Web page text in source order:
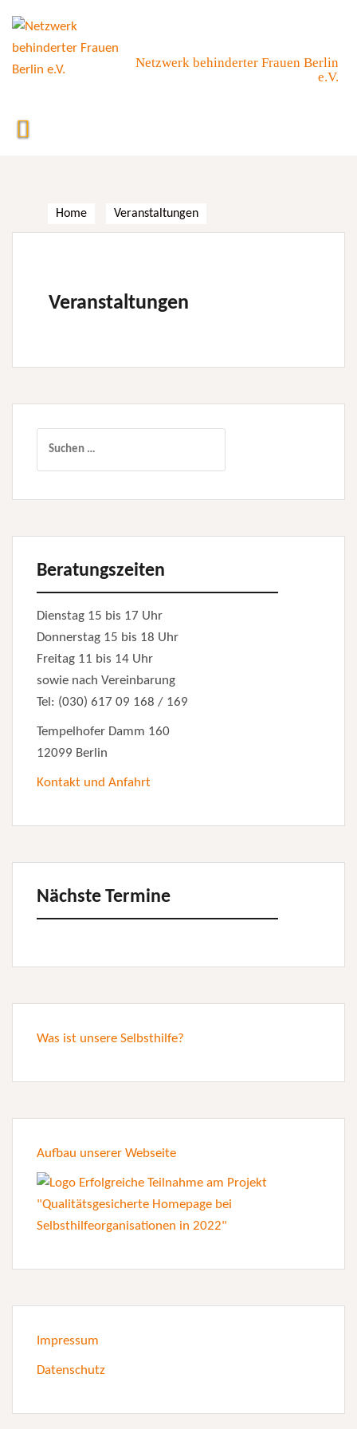
content
Netzwerk behinderter Frauen Berlin
e.V.
Home Veranstaltungen
Veranstaltungen
Beratungszeiten
Dienstag 15 bis 17 Uhr
Donnerstag 15 bis 18 Uhr
Freitag 11 bis 14 Uhr
sowie nach Vereinbarung
Tel: (030) 617 09 168 / 169
Tempelhofer Damm 160
12099 Berlin
Kontakt und Anfahrt
Nächste Termine
Was ist unsere Selbsthilfe?
Aufbau unserer Webseite
Impressum
Datenschutz